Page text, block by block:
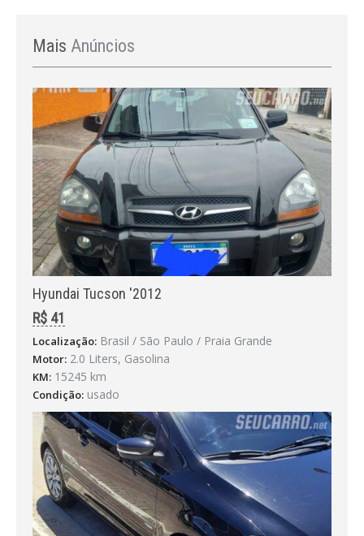
Mais Anúncios
Hyundai Tucson '2012
R$ 41
Localização: Brasil / São Paulo / Praia Grande
Motor: 2.0 Liters, Gasolina
KM: 15245 km
Condição: usado